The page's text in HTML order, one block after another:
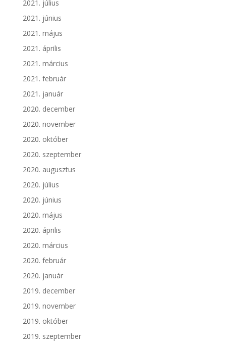
2021. július
2021. június
2021. május
2021. április
2021. március
2021. február
2021. január
2020. december
2020. november
2020. október
2020. szeptember
2020. augusztus
2020. július
2020. június
2020. május
2020. április
2020. március
2020. február
2020. január
2019. december
2019. november
2019. október
2019. szeptember